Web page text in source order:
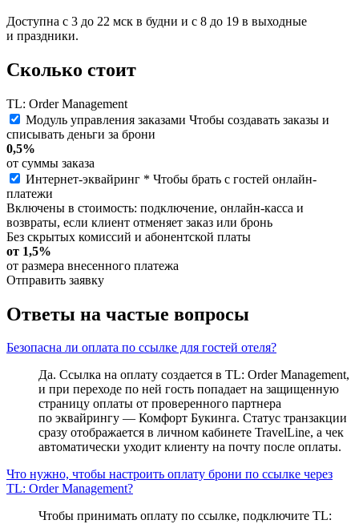
Доступна с 3 до 22 мск в будни и с 8 до 19 в выходные
и праздники.
Сколько стоит
TL: Order Management
Модуль управления заказами Чтобы создавать заказы и
списывать деньги за брони
0,5%
от суммы заказа
Интернет-эквайринг * Чтобы брать с гостей онлайн-
платежи
Включены в стоимость: подключение, онлайн-касса и
возвраты, если клиент отменяет заказ или бронь
Без скрытых комиссий и абонентской платы
от 1,5%
от размера внесенного платежа
Отправить заявку
Ответы на частые вопросы
Безопасна ли оплата по ссылке для гостей отеля?
Да. Ссылка на оплату создается в TL: Order Management,
и при переходе по ней гость попадает на защищенную
страницу оплаты от проверенного партнера
по эквайрингу — Комфорт Букинга. Статус транзакции
сразу отображается в личном кабинете TravelLine, а чек
автоматически уходит клиенту на почту после оплаты.
Что нужно, чтобы настроить оплату брони по ссылке через
TL: Order Management?
Чтобы принимать оплату по ссылке, подключите TL: